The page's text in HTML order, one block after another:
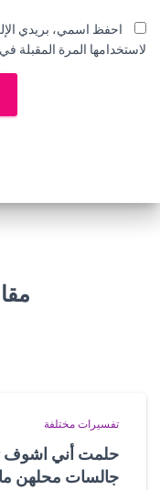
احفظ اسمي، بريدي
لاستخدامها المرة المقبلة
تفسيرات مختلفة
حلمت أني اشوف
جالسات محلهن